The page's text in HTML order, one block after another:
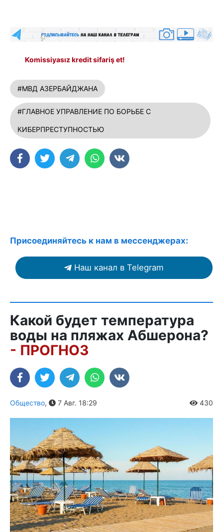
Komissiyasız kredit sifariş et!
#МВД АЗЕРБАЙДЖАНА
#ГЛАВНОЕ УПРАВЛЕНИЕ ПО БОРЬБЕ С
КИБЕРПРЕСТУПНОСТЬЮ
Присоединяйтесь к нам в мессенджерах:
Наш канал в Telegram
Какой будет температура
воды на пляжах Абшерона?
- ПРОГНОЗ
Общество, 7 Авг. 18:29 430